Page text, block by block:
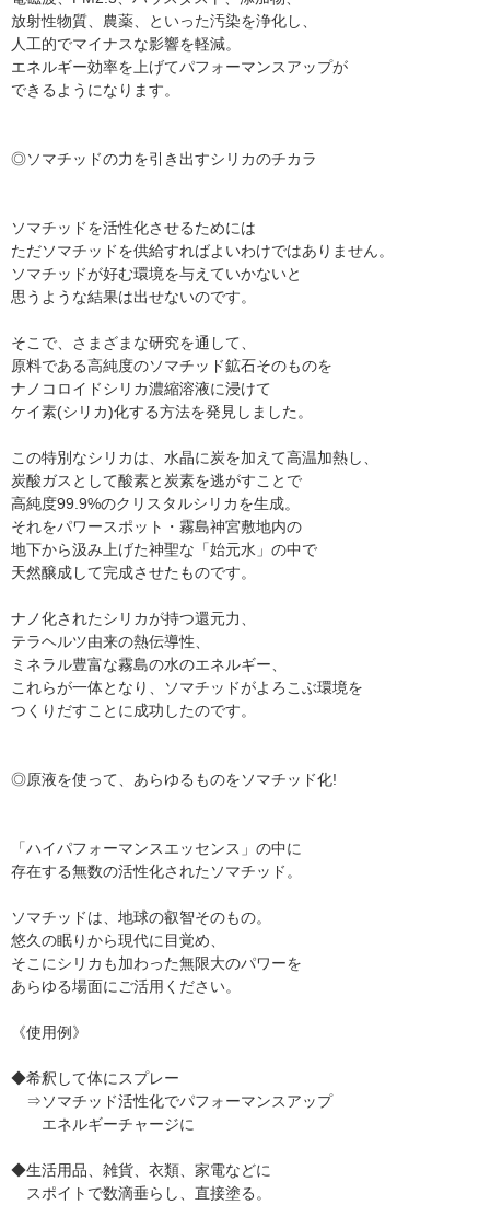
放射性物質、農薬、といった汚染を浄化し、
人工的でマイナスな影響を軽減。
エネルギー効率を上げてパフォーマンスアップが
できるようになります。
◎ソマチッドの力を引き出すシリカのチカラ
ソマチッドを活性化させるためには
ただソマチッドを供給すればよいわけではありません。
ソマチッドが好む環境を与えていかないと
思うような結果は出せないのです。
そこで、さまざまな研究を通して、
原料である高純度のソマチッド鉱石そのものを
ナノコロイドシリカ濃縮溶液に浸けて
ケイ素(シリカ)化する方法を発見しました。
この特別なシリカは、水晶に炭を加えて高温加熱し、
炭酸ガスとして酸素と炭素を逃がすことで
高純度99.9%のクリスタルシリカを生成。
それをパワースポット・霧島神宮敷地内の
地下から汲み上げた神聖な「始元水」の中で
天然醸成して完成させたものです。
ナノ化されたシリカが持つ還元力、
テラヘルツ由来の熱伝導性、
ミネラル豊富な霧島の水のエネルギー、
これらが一体となり、ソマチッドがよろこぶ環境を
つくりだすことに成功したのです。
◎原液を使って、あらゆるものをソマチッド化!
「ハイパフォーマンスエッセンス」の中に
存在する無数の活性化されたソマチッド。
ソマチッドは、地球の叡智そのもの。
悠久の眠りから現代に目覚め、
そこにシリカも加わった無限大のパワーを
あらゆる場面にご活用ください。
《使用例》
◆希釈して体にスプレー
⇒ソマチッド活性化でパフォーマンスアップ
エネルギーチャージに
◆生活用品、雑貨、衣類、家電などに
スポイトで数滴垂らし、直接塗る。